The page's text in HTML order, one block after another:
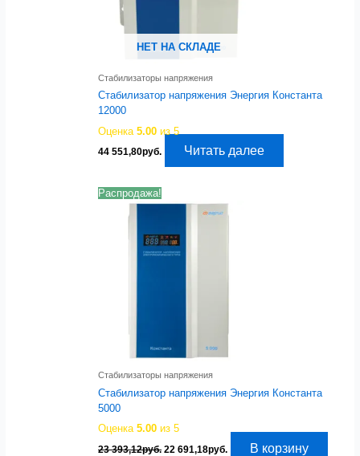
НЕТ НА СКЛАДЕ
Стабилизаторы напряжения
Стабилизатор напряжения Энергия Константа
12000
Оценка5.00 из 5
44 551,80руб. Читать далее
Распродажа!
Стабилизаторы напряжения
Стабилизатор напряжения Энергия Константа
5000
Оценка5.00 из 5
23 393,12руб. Первоначальная
22 691,18руб. ТекущаяВ корзину